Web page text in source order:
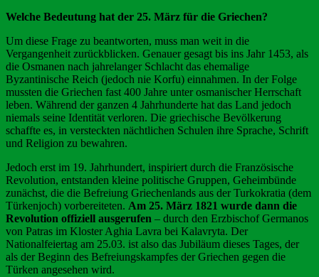
Welche Bedeutung hat der 25. März für die Griechen?
Um diese Frage zu beantworten, muss man weit in die
Vergangenheit zurückblicken. Genauer gesagt bis ins Jahr 1453, als
die Osmanen nach jahrelanger Schlacht das ehemalige
Byzantinische Reich (jedoch nie Korfu) einnahmen. In der Folge
mussten die Griechen fast 400 Jahre unter osmanischer Herrschaft
leben. Während der ganzen 4 Jahrhunderte hat das Land jedoch
niemals seine Identität verloren. Die griechische Bevölkerung
schaffte es, in versteckten nächtlichen Schulen ihre Sprache, Schrift
und Religion zu bewahren.
Jedoch erst im 19. Jahrhundert, inspiriert durch die Französische
Revolution, entstanden kleine politische Gruppen, Geheimbünde
zunächst, die die Befreiung Griechenlands aus der Turkokratia (dem
Türkenjoch) vorbereiteten. Am 25. März 1821 wurde dann die
Revolution offiziell ausgerufen – durch den Erzbischof Germanos
von Patras im Kloster Aghia Lavra bei Kalavryta. Der
Nationalfeiertag am 25.03. ist also das Jubiläum dieses Tages, der
als der Beginn des Befreiungskampfes der Griechen gegen die
Türken angesehen wird.